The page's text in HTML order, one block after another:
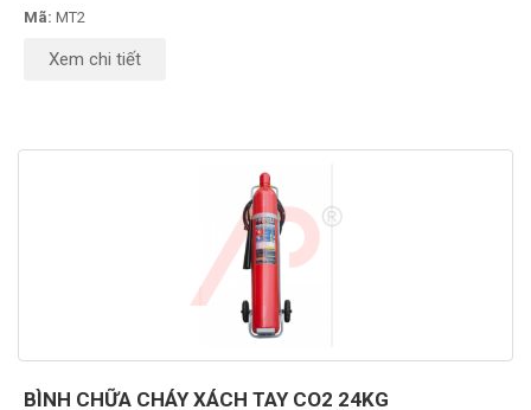
Mã: MT2
Xem chi tiết
BÌNH CHỮA CHÁY XÁCH TAY CO2 24KG